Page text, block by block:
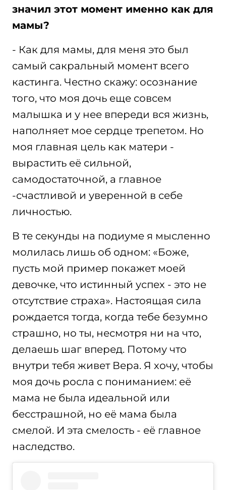
значил этот момент именно как для
мамы?
- Как для мамы, для меня это был
самый сакральный момент всего
кастинга. Честно скажу: осознание
того, что моя дочь еще совсем
малышка и у нее впереди вся жизнь,
наполняет мое сердце трепетом. Но
моя главная цель как матери -
вырастить её сильной,
самодостаточной, а главное
-счастливой и уверенной в себе
личностью.
В те секунды на подиуме я мысленно
молилась лишь об одном: «Боже,
пусть мой пример покажет моей
девочке, что истинный успех - это не
отсутствие страха». Настоящая сила
рождается тогда, когда тебе безумно
страшно, но ты, несмотря ни на что,
делаешь шаг вперед. Потому что
внутри тебя живет Вера. Я хочу, чтобы
моя дочь росла с пониманием: её
мама не была идеальной или
бесстрашной, но её мама была
смелой. И эта смелость - её главное
наследство.